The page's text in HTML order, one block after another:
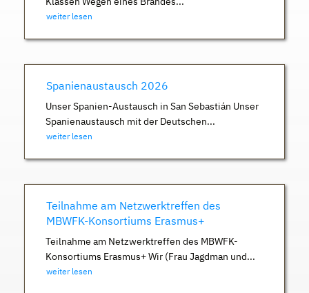
weiter lesen
Spanienaustausch 2026
Unser Spanien-Austausch in San Sebastián Unser
Spanienaustausch mit der Deutschen...
weiter lesen
Teilnahme am Netzwerktreffen des
MBWFK-Konsortiums Erasmus+
Teilnahme am Netzwerktreffen des MBWFK-
Konsortiums Erasmus+ Wir (Frau Jagdman und...
weiter lesen